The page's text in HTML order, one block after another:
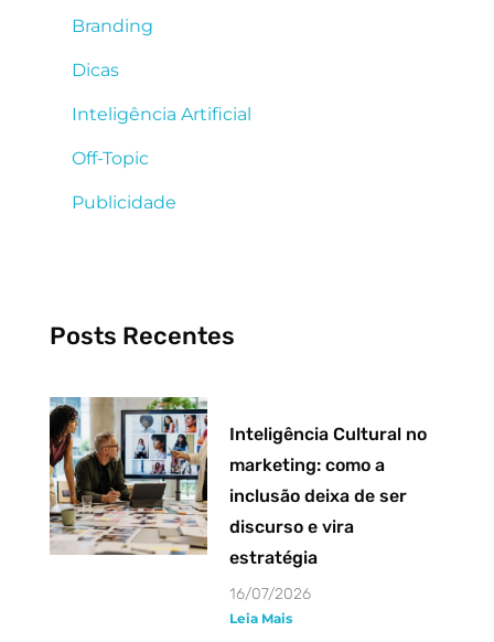
Branding
Dicas
Inteligência Artificial
Off-Topic
Publicidade
Posts Recentes
Inteligência Cultural no
marketing: como a
inclusão deixa de ser
discurso e vira
estratégia
16/07/2026
Leia Mais